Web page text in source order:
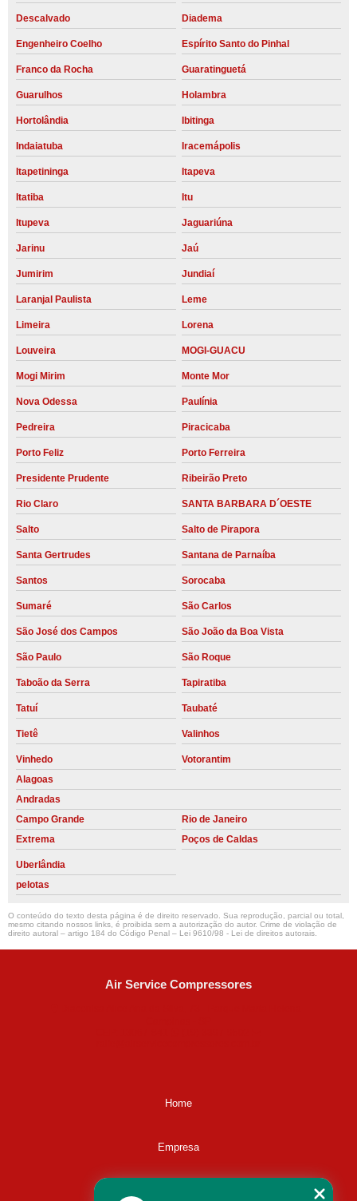
Descalvado Diadema
Engenheiro Coelho Espírito Santo do Pinhal
Franco da Rocha Guaratinguetá
Guarulhos Holambra
Hortolândia Ibitinga
Indaiatuba Iracemápolis
Itapetininga Itapeva
Itatiba Itu
Itupeva Jaguariúna
Jarinu Jaú
Jumirim Jundiaí
Laranjal Paulista Leme
Limeira Lorena
Louveira MOGI-GUACU
Mogi Mirim Monte Mor
Nova Odessa Paulínia
Pedreira Piracicaba
Porto Feliz Porto Ferreira
Presidente Prudente Ribeirão Preto
Rio Claro SANTA BARBARA D´OESTE
Salto Salto de Pirapora
Santa Gertrudes Santana de Parnaíba
Santos Sorocaba
Sumaré São Carlos
São José dos Campos São João da Boa Vista
São Paulo São Roque
Taboão da Serra Tapiratiba
Tatuí Taubaté
Tietê Valinhos
Vinhedo
Votorantim
Alagoas
Andradas
Campo Grande
Rio de Janeiro
Extrema
Poços de Caldas
Uberlândia
pelotas
O conteúdo do texto desta página é de direito reservado. Sua reprodução, parcial ou total,
mesmo citando nossos links, é proibida sem a autorização do autor. Crime de violação de
direito autoral – artigo 184 do Código Penal – Lei 9610/98 - Lei de direitos autorais.
Air Service Compressores
Home
Empresa